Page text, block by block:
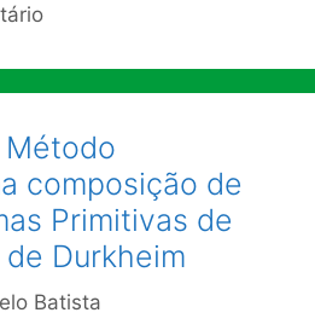
Método
composição de
Primitivas de
Durkheim
Batista